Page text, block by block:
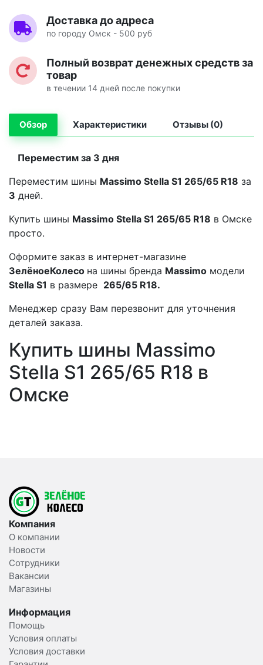
Доставка до адреса
по городу Омск - 500 руб
Полный возврат денежных средств за
товар
в течении 14 дней после покупки
Обзор Характеристики Отзывы (0)
Переместим за 3 дня
Переместим шины Massimo Stella S1 265/65 R18 за
3 дней.
Купить шины Massimo Stella S1 265/65 R18 в Омске
просто.
Оформите заказ в интернет-магазине
ЗелёноеКолесо на шины бренда Massimo модели
Stella S1 в размере 265/65 R18.
Менеджер сразу Вам перезвонит для уточнения
деталей заказа.
Купить шины Massimo
Stella S1 265/65 R18 в
Омске
Компания
О компании
Новости
Сотрудники
Вакансии
Магазины
Информация
Помощь
Условия оплаты
Условия доставки